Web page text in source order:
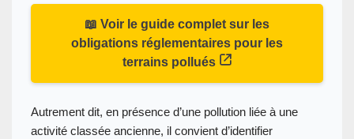
📖 Voir le guide complet sur les
obligations réglementaires pour les
terrains pollués
Autrement dit, en présence d’une pollution liée à une
activité classée ancienne, il convient d’identifier